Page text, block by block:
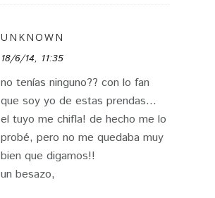
UNKNOWN
18/6/14, 11:35
no tenías ninguno?? con lo fan
que soy yo de estas prendas...
el tuyo me chifla! de hecho me lo
probé, pero no me quedaba muy
bien que digamos!!
un besazo,